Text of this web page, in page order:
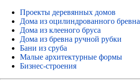
Проекты деревянных домов
Дома из оцилиндрованного бревна
Дома из клееного бруса
Дома из бревна ручной рубки
Бани из сруба
Малые архитектурные формы
Бизнес-строения